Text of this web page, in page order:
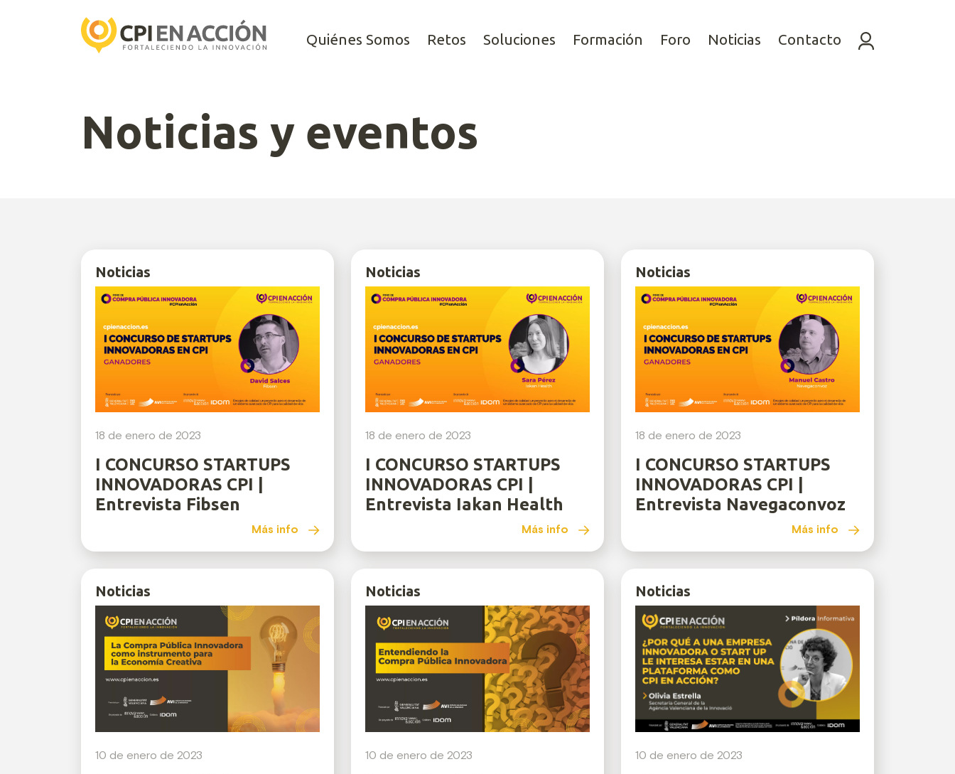
Quiénes Somos Retos Soluciones Formación Foro Noticias Contacto
Noticias y eventos
Noticias
18 de enero de 2023
I CONCURSO STARTUPS
INNOVADORAS CPI |
Entrevista Fibsen
Más info
Noticias
18 de enero de 2023
I CONCURSO STARTUPS
INNOVADORAS CPI |
Entrevista Iakan Health
Más info
Noticias
18 de enero de 2023
I CONCURSO STARTUPS
INNOVADORAS CPI |
Entrevista Navegaconvoz
Más info
Noticias
10 de enero de 2023
Noticias
10 de enero de 2023
Noticias
10 de enero de 2023